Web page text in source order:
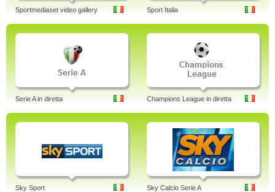
Sportmediaset video gallery Sport Italia
Serie A in diretta Champions League in diretta
Sky Sport Sky Calcio Serie A